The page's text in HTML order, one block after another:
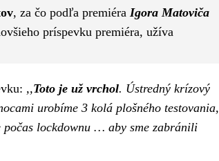
, za čo podľa premiéra Igora Matoviča
príspevku premiéra, užíva
,,Toto je už vrchol. Ústredný krízový
urobíme 3 kolá plošného testovania,
počas lockdownu … aby sme zabránili